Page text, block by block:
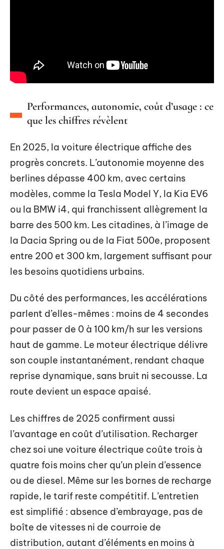
Performances, autonomie, coût d’usage : ce
que les chiffres révèlent
En 2025, la voiture électrique affiche des
progrès concrets. L’autonomie moyenne des
berlines dépasse 400 km, avec certains
modèles, comme la Tesla Model Y, la Kia EV6
ou la BMW i4, qui franchissent allègrement la
barre des 500 km. Les citadines, à l’image de
la Dacia Spring ou de la Fiat 500e, proposent
entre 200 et 300 km, largement suffisant pour
les besoins quotidiens urbains.
Du côté des performances, les accélérations
parlent d’elles-mêmes : moins de 4 secondes
pour passer de 0 à 100 km/h sur les versions
haut de gamme. Le moteur électrique délivre
son couple instantanément, rendant chaque
reprise dynamique, sans bruit ni secousse. La
route devient un espace apaisé.
Les chiffres de 2025 confirment aussi
l’avantage en coût d’utilisation. Recharger
chez soi une voiture électrique coûte trois à
quatre fois moins cher qu’un plein d’essence
ou de diesel. Même sur les bornes de recharge
rapide, le tarif reste compétitif. L’entretien
est simplifié : absence d’embrayage, pas de
boîte de vitesses ni de courroie de
distribution, autant d’éléments en moins à